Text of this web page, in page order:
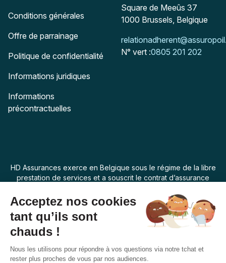
Conditions générales
Offre de parrainage
Politique de confidentialité
Informations juridiques
Informations
précontractuelles
Square de Meeûs 37
1000 Brussels, Belgique
Mail :
N° vert :0805 201 202
HD Assurances exerce en Belgique sous le régime de la libre
prestation de services et a souscrit le contrat d’assurance
le siège social est 7 rue Belgrand, 92300 Levallois Perret,
France. La loi applicable au produit d’assurance est la loi